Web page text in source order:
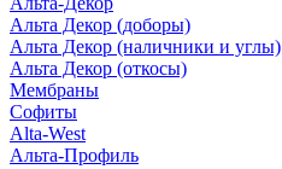
Альта Декор (доборы)
Альта Декор (наличники и углы)
Альта Декор (откосы)
Мембраны
Софиты
Alta-West
Альта-Профиль